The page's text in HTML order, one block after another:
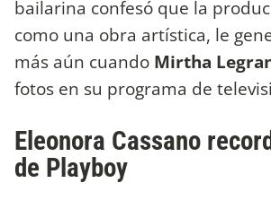
bailarina confesó que la
como una obra artística, le
más aún cuando Mirtha
fotos en su programa de
Eleonora Cassano
de Playboy